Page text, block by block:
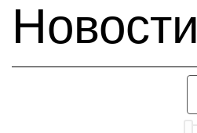
Новости